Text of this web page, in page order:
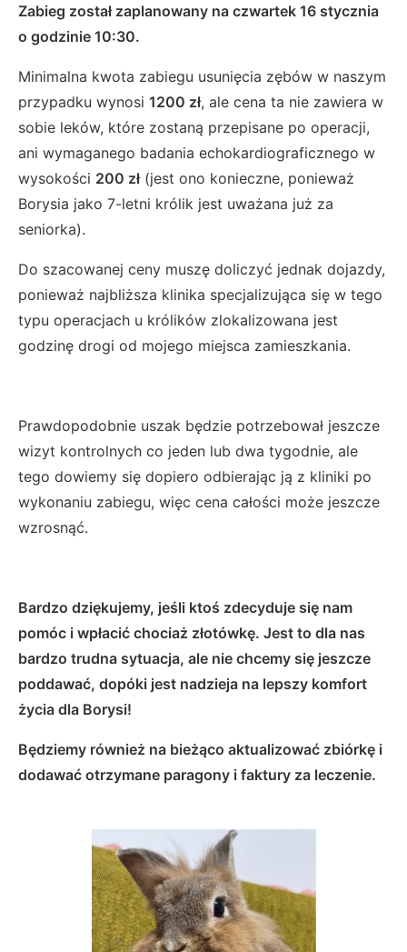
Zabieg został zaplanowany na czwartek 16 stycznia
o godzinie 10:30.
Minimalna kwota zabiegu usunięcia zębów w naszym
przypadku wynosi 1200 zł, ale cena ta nie zawiera w
sobie leków, które zostaną przepisane po operacji,
ani wymaganego badania echokardiograficznego w
wysokości 200 zł(jest ono konieczne, ponieważ
Borysia jako 7-letni królik jest uważana już za
seniorka).
Do szacowanej ceny muszę doliczyć jednak dojazdy,
ponieważ najbliższa klinika specjalizująca się w tego
typu operacjach u królików zlokalizowana jest
godzinę drogi od mojego miejsca zamieszkania.
Prawdopodobnie uszak będzie potrzebował jeszcze
wizyt kontrolnych co jeden lub dwa tygodnie, ale
tego dowiemy się dopiero odbierając ją z kliniki po
wykonaniu zabiegu, więc cena całości może jeszcze
wzrosnąć.
Bardzo dziękujemy, jeśli ktoś zdecyduje się nam
pomóc i wpłacić chociaż złotówkę. Jest to dla nas
bardzo trudna sytuacja, ale nie chcemy się jeszcze
poddawać, dopóki jest nadzieja na lepszy komfort
życia dla Borysi!
Będziemy również na bieżąco aktualizować zbiórkę i
dodawać otrzymane paragony i faktury za leczenie.